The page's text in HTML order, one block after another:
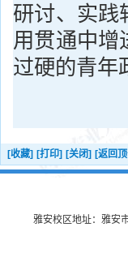
研讨、实践
用贯通中增
过硬的青年
[收藏] [打印] [关闭] [返回
雅安校区地址：雅安